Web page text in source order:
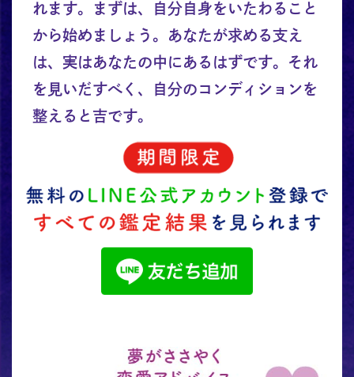
れます。まずは、自分自身をいたわること
から始めましょう。あなたが求める支え
は、実はあなたの中にあるはずです。それ
を見いだすべく、自分のコンディションを
整えると吉です。